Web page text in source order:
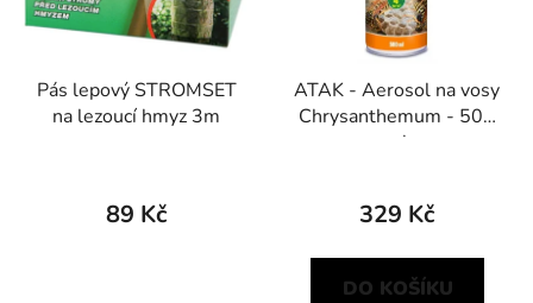
o
Pás lepový STROMSET
na lezoucí hmyz 3m
89 Kč
ATAK - Aerosol na vosy
Chrysanthemum - 500
ml
329 Kč
DO KOŠÍKU